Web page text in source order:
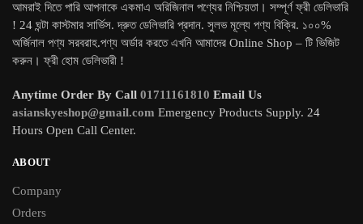
আমরাই দিতে পারি আপনাকে একমাএ অরিজিনাল পণ্যের নিশ্চিয়তা। সম্পূর্ণ ফ্রী ডেলিভারি
! 24 ঘন্টা কাস্টমার সার্ভিস. দ্রুত ডেলিভারি প্রদান. সুলভ মূল্যে পণ্য বিক্রি. ১০০%
অর্জিনাল পণ্য সরবরাহ.পণ্য অর্ডার করতে এখনি আমাদের Online Shop – টি ভিজিট
করুন। ফ্রী হোম ডেলিভারী !
Anytime Order By Call 01711161810 Email Us
asianskyeshop@gmail.com Emergency Products Supply. 24
Hours Open Call Center.
ABOUT
Company
Orders